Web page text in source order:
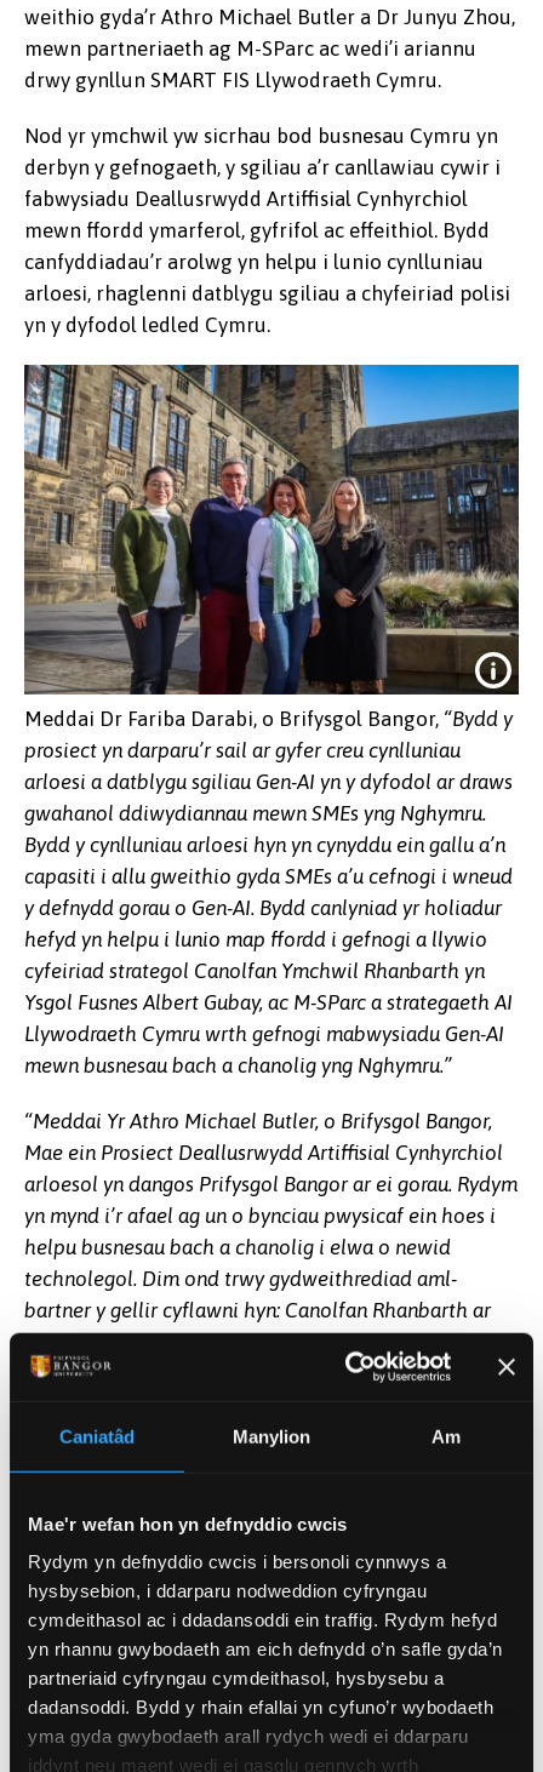
Caniatâd Manylion Am
Mae'r wefan hon yn defnyddio cwcis
Rydym yn defnyddio cwcis i bersonoli cynnwys a
hysbysebion, i ddarparu nodweddion cyfryngau
cymdeithasol ac i ddadansoddi ein traffig. Rydym hefyd
yn rhannu gwybodaeth am eich defnydd o’n safle gyda’n
partneriaid cyfryngau cymdeithasol, hysbysebu a
dadansoddi. Bydd y rhain efallai yn cyfuno’r wybodaeth
yma gyda gwybodaeth arall rydych wedi ei ddarparu
iddynt neu maent wedi ei gasglu gennych wrth
weithio gyda’r Athro Michael Butler a Dr Junyu Zhou,
mewn partneriaeth ag M-SParc ac wedi’i ariannu
drwy gynllun SMART FIS Llywodraeth Cymru.
Nod yr ymchwil yw sicrhau bod busnesau Cymru yn
derbyn y gefnogaeth, y sgiliau a’r canllawiau cywir i
fabwysiadu Deallusrwydd Artiffisial Cynhyrchiol
mewn ffordd ymarferol, gyfrifol ac effeithiol. Bydd
canfyddiadau’r arolwg yn helpu i lunio cynlluniau
arloesi, rhaglenni datblygu sgiliau a chyfeiriad polisi
yn y dyfodol ledled Cymru.
L-R: Junyu Zhou, Michael Butler,
Fariba Darabi, Olwen Davies
Meddai Dr Fariba Darabi, o Brifysgol Bangor, “Bydd y
prosiect yn darparu’r sail ar gyfer creu cynlluniau
arloesi a datblygu sgiliau Gen-AI yn y dyfodol ar draws
gwahanol ddiwydiannau mewn SMEs yng Nghymru.
Bydd y cynlluniau arloesi hyn yn cynyddu ein gallu a’n
capasiti i allu gweithio gyda SMEs a’u cefnogi i wneud
y defnydd gorau o Gen-AI. Bydd canlyniad yr holiadur
hefyd yn helpu i lunio map ffordd i gefnogi a llywio
cyfeiriad strategol Canolfan Ymchwil Rhanbarth yn
Ysgol Fusnes Albert Gubay, ac M-SParc a strategaeth AI
Llywodraeth Cymru wrth gefnogi mabwysiadu Gen-AI
mewn busnesau bach a chanolig yng Nghymru.”
“Meddai Yr Athro Michael Butler, o Brifysgol Bangor,
Mae ein Prosiect Deallusrwydd Artiffisial Cynhyrchiol
arloesol yn dangos Prifysgol Bangor ar ei gorau. Rydym
yn mynd i’r afael ag un o bynciau pwysicaf ein hoes i
helpu busnesau bach a chanolig i elwa o newid
technolegol. Dim ond trwy gydweithrediad aml-
bartner y gellir cyflawni hyn: Canolfan Rhanbarth ar
Fusnes Albert Gubay, M-SParc a Llywodraeth Cymru.”
Mae M-SParc yn chwarae rhan allweddol wrth
o gefnogi busnesau bach a chanolig sy’n cael eu
harwain gan arloesedd.
Meddai Olwen Davies, Rheolwr Contractau a
Masnachol yn M-Sparc,“Rydym wrth ein bodd yn
cydweithio ar y prosiect ymchwil pwysig hwn. Yn M-
SParc, ein rôl ni yw cysylltu arloesedd ag anghenion
busnes go iawn. Drwy symud ein hecosystem a’n